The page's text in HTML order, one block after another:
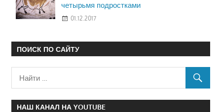
четырьмя подростками
01.12.2017
ПОИСК ПО САЙТУ
НАШ КАНАЛ НА YOUTUBE